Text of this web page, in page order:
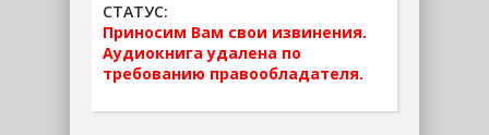
СТАТУС:
Приносим Вам свои извинения.
Аудиокнига удалена по
требованию правообладателя.